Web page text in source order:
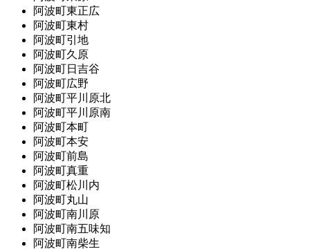
阿波町東正広
阿波町東村
阿波町引地
阿波町久原
阿波町日吉谷
阿波町広野
阿波町平川原北
阿波町平川原南
阿波町本町
阿波町本安
阿波町前島
阿波町真重
阿波町松川内
阿波町丸山
阿波町南川原
阿波町南五味知
阿波町南柴生